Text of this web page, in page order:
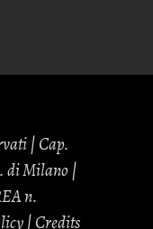
| Cap.
di Milano |
n.
| Credits